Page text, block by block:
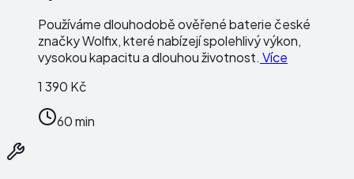
Používáme dlouhodobě ověřené baterie české
značkyWolfix, které nabízejí spolehlivý výkon,
vysokou kapacitu a dlouhou životnost. Více
1 390 Kč
60 min